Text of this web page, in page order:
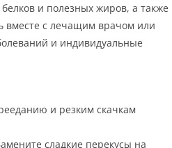
и полезных жиров, а также
вместе с лечащим врачом или
и индивидуальные
и резким скачкам
сладкие перекусы на